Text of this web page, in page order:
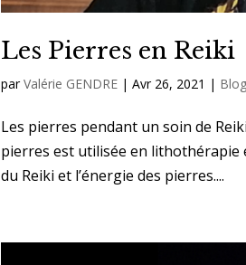
Les Pierres en Reiki
parValérie GENDRE |Avr 26, 2021 | Blog
Les pierres pendant un soin de
pierres est utilisée en lithothérapie
du Reiki et l’énergie des pierres....